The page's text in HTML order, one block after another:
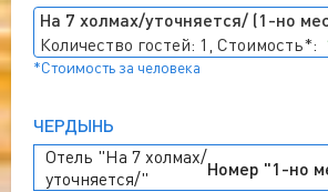
На 7 холмах/уточняется/ (1-но
Количество гостей: 1, Стоимость*:
*Стоимость за человека
ЧЕРДЫНЬ
Отель "На 7 холмах/
уточняется/"
Номер "1-но